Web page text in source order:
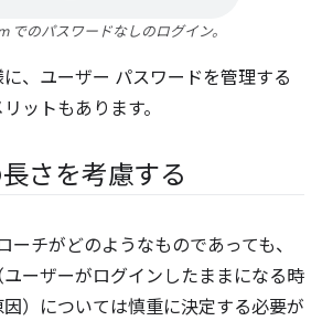
でのパスワードなしのログイン。
、ユーザー パスワードを管理する
ットもあります。
さを考慮する
ーチがどのようなものであっても、
ーザーがログインしたままになる時
）については慎重に決定する必要が